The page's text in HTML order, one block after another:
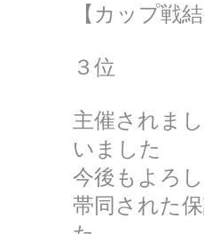
【カップ戦結
３位
主催されま
いました
今後もよろ
帯同された